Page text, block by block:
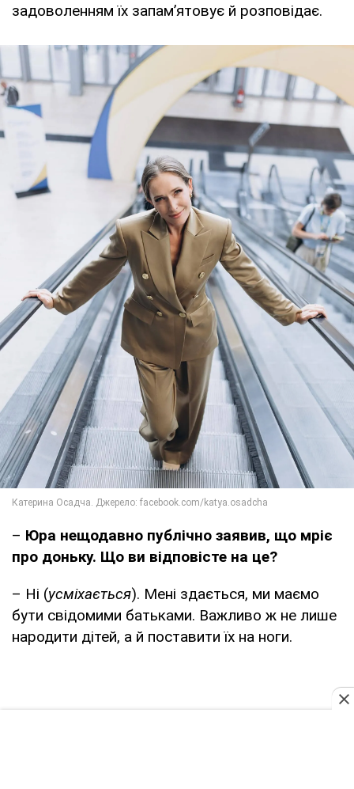
задоволенням їх запам’ятовує й розповідає.
– Юра нещодавно публічно заявив, що мріє
про доньку. Що ви відповісте на це?
– Ні (усміхається). Мені здається, ми маємо
бути свідомими батьками. Важливо ж не лише
народити дітей, а й поставити їх на ноги.